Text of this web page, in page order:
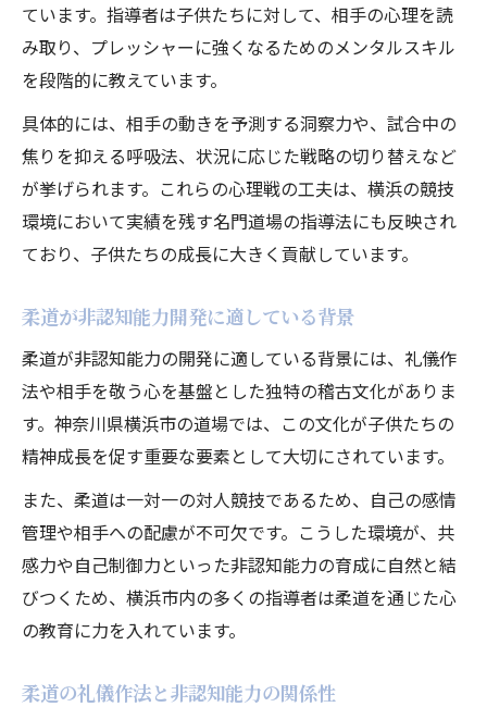
ています。指導者は子供たちに対して、相手の心理を読
み取り、プレッシャーに強くなるためのメンタルスキル
を段階的に教えています。
具体的には、相手の動きを予測する洞察力や、試合中の
焦りを抑える呼吸法、状況に応じた戦略の切り替えなど
が挙げられます。これらの心理戦の工夫は、横浜の競技
環境において実績を残す名門道場の指導法にも反映され
ており、子供たちの成長に大きく貢献しています。
柔道が非認知能力開発に適している背景
柔道が非認知能力の開発に適している背景には、礼儀作
法や相手を敬う心を基盤とした独特の稽古文化がありま
す。神奈川県横浜市の道場では、この文化が子供たちの
精神成長を促す重要な要素として大切にされています。
また、柔道は一対一の対人競技であるため、自己の感情
管理や相手への配慮が不可欠です。こうした環境が、共
感力や自己制御力といった非認知能力の育成に自然と結
びつくため、横浜市内の多くの指導者は柔道を通じた心
の教育に力を入れています。
柔道の礼儀作法と非認知能力の関係性